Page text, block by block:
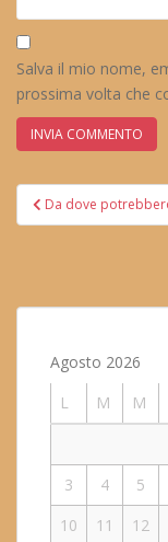
Salva il mio nome,
prossima volta che
articoli
Da dove
Agosto 2026
L
M M
3
4 5
10
11 12